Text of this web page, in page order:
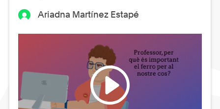
Ariadna Martínez Estapé